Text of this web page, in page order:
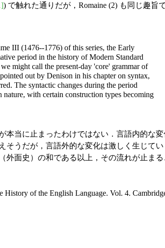
) で触れた通りだが，Romaine (2) も同じ趣旨
III (1476--1776) of this series, the Early
period in the history of Modern Standard
might call the present-day 'core' grammar of
out by Denison in his chapter on syntax,
The syntactic changes during the period
with certain construction types becoming
当に止まったわけではない．言語内的な変
そうだが，言語外的な変化は激しく生じてい
外面史）の和である以上，その流れが止まる
of the English Language. Vol. 4.